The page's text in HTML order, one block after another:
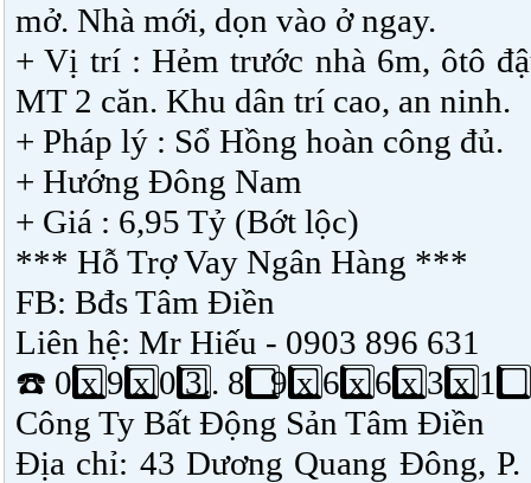
mở. Nhà mới, dọn vào ở ngay.
+ Vị trí : Hẻm trước nhà 6m, ôtô
MT 2 căn. Khu dân trí cao, an ninh.
+ Pháp lý : Sổ Hồng hoàn công đủ.
+ Hướng Đông Nam
+ Giá : 6,95 Tỷ (Bớt lộc)
*** Hỗ Trợ Vay Ngân Hàng ***
FB: Bđs Tâm Điền
Liên hệ: Mr Hiếu - 0903 896 631
☎️ 0️x 9️x 0️3.. 8️ 9️x 6️x 6️x 3️x 1️
Công Ty Bất Động Sản Tâm Điền
Địa chỉ: 43 Dương Quang Đông, P.